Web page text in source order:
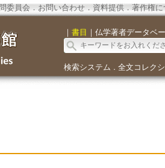
委員会． お問い合わせ． 資料提供． 著作権に
｜ 書目 ｜ 仏学著者データベ
検索システム ． 全文コレク